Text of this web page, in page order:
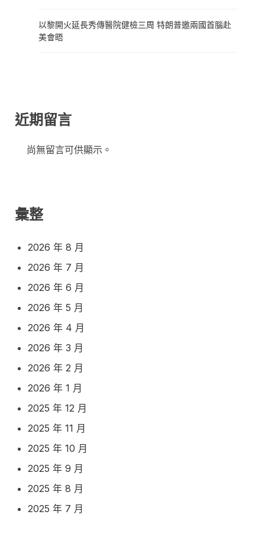
以黎開火延長秀傳醫院健檢三周 特朗普邀兩國首腦赴
美會晤
近期留言
尚無留言可供顯示。
彙整
2026 年 8 月
2026 年 7 月
2026 年 6 月
2026 年 5 月
2026 年 4 月
2026 年 3 月
2026 年 2 月
2026 年 1 月
2025 年 12 月
2025 年 11 月
2025 年 10 月
2025 年 9 月
2025 年 8 月
2025 年 7 月